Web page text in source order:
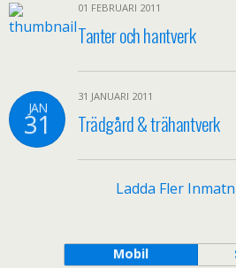
01 FEBRUARI 2011
Tanter och hantverk
JAN
31
31 JANUARI 2011
Trädgård & trähantverk
Ladda Fler
Mobil